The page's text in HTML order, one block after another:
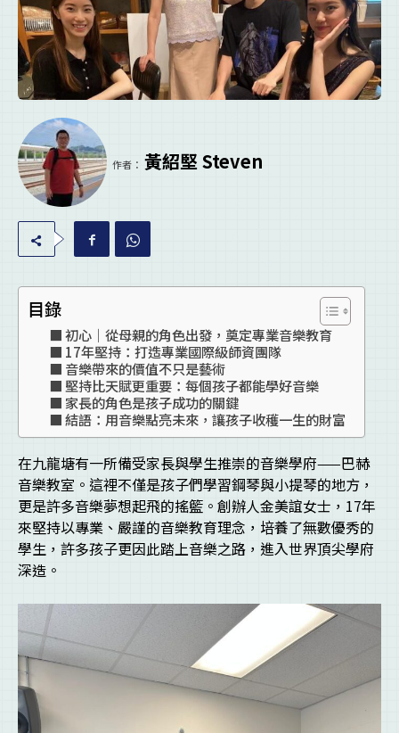
作者： 黃紹堅 Steven
目錄
初心｜從母親的角色出發，奠定專業音樂教育
17年堅持：打造專業國際級師資團隊
音樂帶來的價值不只是藝術
堅持比天賦更重要：每個孩子都能學好音樂
家長的角色是孩子成功的關鍵
結語：用音樂點亮未來，讓孩子收穫一生的財富
在九龍塘有一所備受家長與學生推崇的音樂學府——巴赫
音樂教室。這裡不僅是孩子們學習鋼琴與小提琴的地方，
更是許多音樂夢想起飛的搖籃。創辦人金美誼女士，17年
來堅持以專業、嚴謹的音樂教育理念，培養了無數優秀的
學生，許多孩子更因此踏上音樂之路，進入世界頂尖學府
深造。